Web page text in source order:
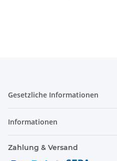
Gesetzliche Informationen
Informationen
Zahlung & Versand